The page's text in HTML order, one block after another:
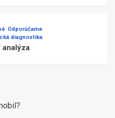
Odporúčame
diagnostika
analýza